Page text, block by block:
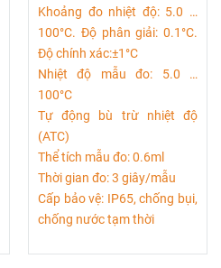
Khoảng đo nhiệt độ: 5.0 …
100°C. Độ phân giải: 0.1°C.
Độ chính xác:±1°C
Nhiệt độ mẫu đo: 5.0 …
100°C
Tự động bù trừ nhiệt độ
(ATC)
Thể tích mẫu đo: 0.6ml
Thời gian đo: 3 giây/mẫu
Cấp bảo vệ: IP65, chống bụi,
chống nước tạm thời